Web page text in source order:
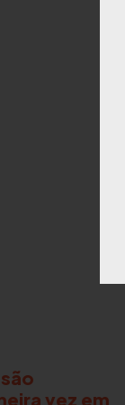
vez em